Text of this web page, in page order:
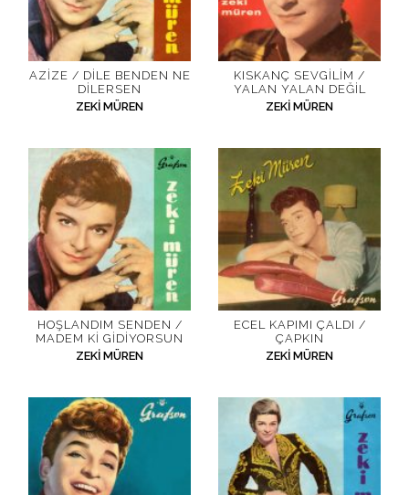
AZIZE / DILE BENDEN NE
DILERSEN
ZEKI MÜREN
KISKANÇ SEVGILIM /
YALAN YALAN DEĞIL
ZEKI MÜREN
HOŞLANDIM SENDEN /
MADEM KI GIDIYORSUN
ZEKI MÜREN
ECEL KAPIMI ÇALDI /
ÇAPKIN
ZEKI MÜREN